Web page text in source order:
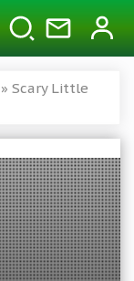
» Scary Little